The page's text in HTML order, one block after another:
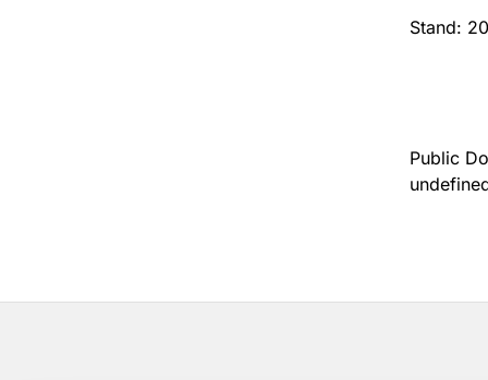
Stand:
Public